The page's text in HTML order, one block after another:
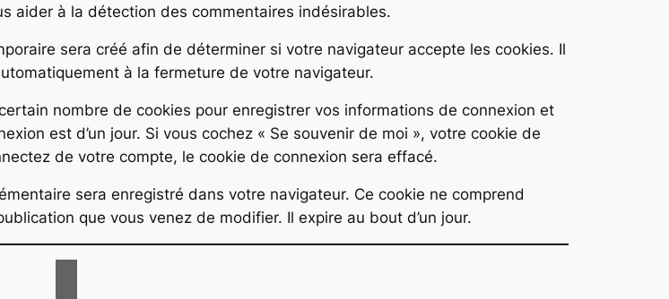
aider à la détection des commentaires indésirables.
sera créé afin de déterminer si votre navigateur accepte les cookies. Il
à la fermeture de votre navigateur.
nombre de cookies pour enregistrer vos informations de connexion et
est d’un jour. Si vous cochez « Se souvenir de moi », votre cookie de
de votre compte, le cookie de connexion sera effacé.
sera enregistré dans votre navigateur. Ce cookie ne comprend
que vous venez de modifier. Il expire au bout d’un jour.